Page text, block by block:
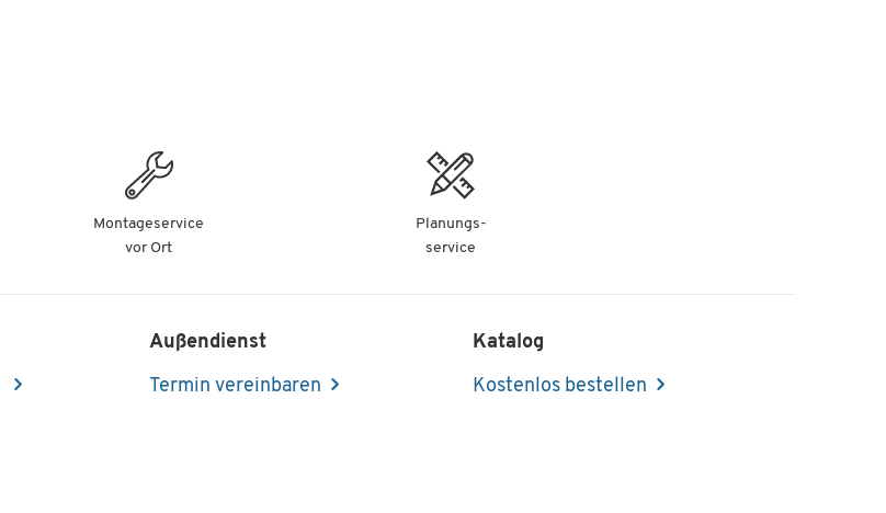
Montageservice
vor Ort
Planungs-
service
Außendienst
Termin vereinbaren
Katalog
Kostenlos bestellen